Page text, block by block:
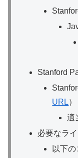
Stanford
URL）
適
必要なラ
以下